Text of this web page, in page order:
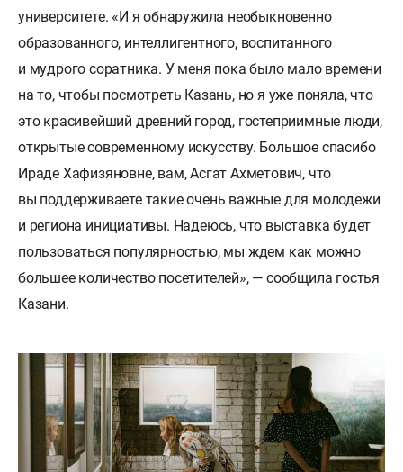
университете. «И я обнаружила необыкновенно
образованного, интеллигентного, воспитанного
и мудрого соратника. У меня пока было мало времени
на то, чтобы посмотреть Казань, но я уже поняла, что
это красивейший древний город, гостеприимные люди,
открытые современному искусству. Большое спасибо
Ираде Хафизяновне, вам, Асгат Ахметович, что
вы поддерживаете такие очень важные для молодежи
и региона инициативы. Надеюсь, что выставка будет
пользоваться популярностью, мы ждем как можно
большее количество посетителей», — сообщила гостья
Казани.